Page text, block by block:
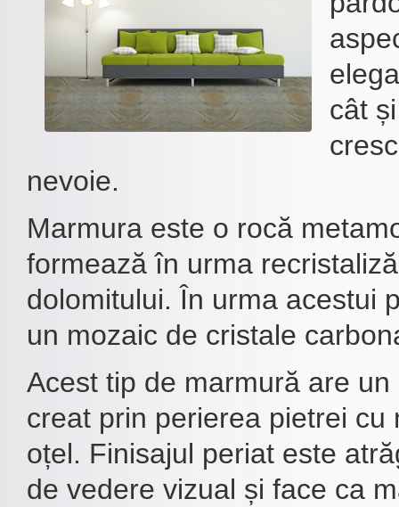
cât
nevoie.
Marmura este o rocă
formează în urma
dolomitului. În urma acestui
un mozaic de cristale
Acest tip de marmură are
creat prin perierea pietrei cu
oțel. Finisajul periat este
de vedere vizual și face ca